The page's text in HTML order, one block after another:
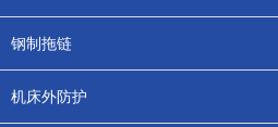
钢制拖链
机床外防护